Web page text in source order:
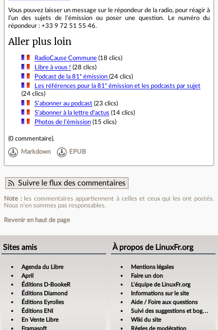
Vous pouvez laisser un message sur le répondeur de la radio, pour réagir à
l’un des sujets de l’émission ou poser une question. Le numéro du
répondeur : +33 9 72 51 55 46.
Aller plus loin
RadioCause Commune(18 clics)
Libre à vous ! (28 clics)
Podcast de la 81ᵉ émission (24 clics)
Les références pour la 81ᵉ émission et les podcasts par sujet
(24 clics)
S’abonner au podcast(23 clics)
S’abonner à la lettre d’actus (14 clics)
Photos de l’émission(15 clics)
(0 commentaire).
Markdown EPUB
Suivre le flux des commentaires
Note :les commentaires appartiennent à celles et ceux qui les ont postés.
Nous n’en sommes pas responsables.
Revenir en haut de page
Sites amis
Agenda du Libre
April
Éditions D-BookeR
Éditions Diamond
Éditions Eyrolles
Éditions ENI
En Vente Libre
Framasoft
À propos de LinuxFr.org
Mentions légales
Faire un don
L’équipe de LinuxFr.org
Informations sur le site
Aide / Foire aux questions
Suivi des suggestions et bogues
Wiki du site
Règles de modération